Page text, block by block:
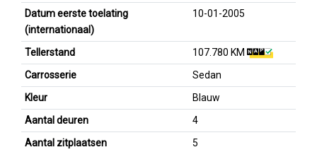
Datum eerste toelating
(internationaal)
10-01-2005
Tellerstand
107.780 KM
Carrosserie
Sedan
Kleur
Blauw
Aantal deuren
4
Aantal zitplaatsen
5